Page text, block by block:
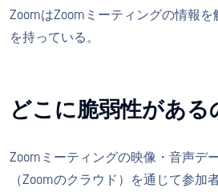
ZoomはZoomミーティングの情報
を持っている。
どこに脆弱性がある
Zoomミーティングの映像・音声デ
（Zoomのクラウド）を通じて参加